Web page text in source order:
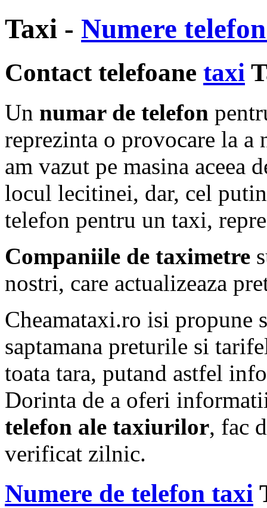
Taxi - Numere
Contact telefoane taxi
Un numar de telefon
reprezinta o provocare la a
am vazut pe masina aceea
locul lecitinei, dar, cel
telefon pentru un taxi,
Companiile de taximetre
nostri, care actualizeaza
Cheamataxi.ro isi propune
saptamana preturile si
toata tara, putand astfel
Dorinta de a oferi
telefon ale taxiurilor, fac
verificat zilnic.
Numere de telefon taxi